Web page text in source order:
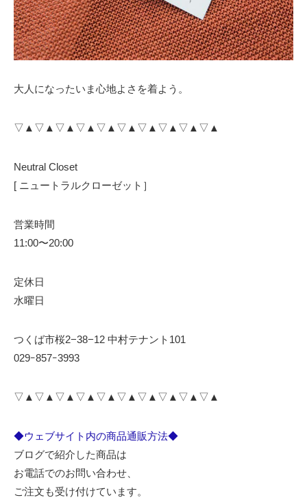
大人になったいま心地よさを着よう。
▽▲▽▲▽▲▽▲▽▲▽▲▽▲▽▲▽▲▽▲
Neutral Closet
[ ニュートラルクローゼット］
営業時間
11:00〜20:00
定休日
水曜日
つくば市桜2−38−12 中村テナント101
029ｰ857ｰ3993
▽▲▽▲▽▲▽▲▽▲▽▲▽▲▽▲▽▲▽▲
◆ウェブサイト内の商品通販方法◆
ブログで紹介した商品は
お電話でのお問い合わせ、
ご注文も受け付けています。